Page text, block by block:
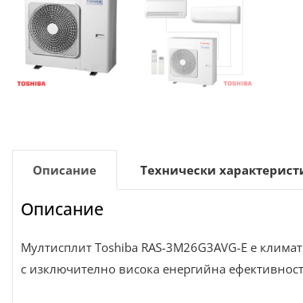
Описание Технически
Описание
Мултисплит Toshiba RAS-3M26G3AVG-E е
с изключително висока енергийна